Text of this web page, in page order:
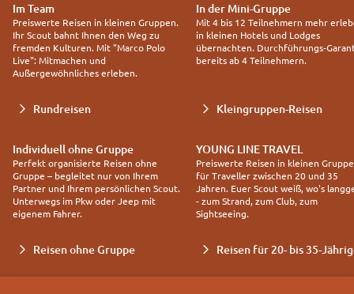
Im Team
Preiswerte Reisen in kleinen Gruppen.
Ihr Scout bahnt Ihnen den Weg zu
fremden Kulturen. Mit "Marco Polo
Live": Mitmachen und
Außergewöhnliches erleben.
Rundreisen
In der Mini-Gruppe
Mit 4 bis 12 Teilnehmern mehr
in kleinen Hotels und Lodges
übernachten. Durchführungs-
bereits ab 4 Teilnehmern.
Kleingruppen-Reisen
Individuell ohne Gruppe
Perfekt organisierte Reisen ohne
Gruppe – begleitet nur von Ihrem
Partner und Ihrem persönlichen Scout.
Unterwegs im Pkw oder Jeep mit
eigenem Fahrer.
Reisen ohne Gruppe
YOUNG LINE TRAVEL
Preiswerte Reisen in kleinen
für Traveller zwischen 20 und 35
Jahren. Euer Scout weiß, wo's
- zum Strand, zum Club, zum
Sightseeing.
Reisen für 20- bis 35-